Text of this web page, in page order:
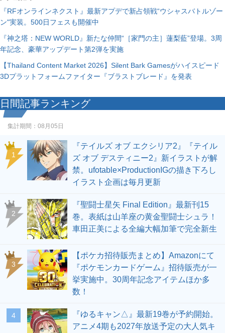
『RFオンラインネクスト』最新アプデで新占領戦“ウシャスバトルゾー
ン"実装。500日フェスも開催中
『神之塔：NEW WORLD』新たな仲間“［家門の主］蓮梨藍”登場。3周
年記念、豪華アップデート第2弾を実施
【Thailand Content Market 2026】Silent Bark Gamesがハイスピード
3Dプラットフォームファイター『ブラストブレード』を発表
日間記事ランキング
集計期間： 08月05日
1
『テイルズ オブ エクシリア2』『テイル
ズ オブ デスティニー2』新イラストが解
禁。ufotable×ProductionIGの描き下ろし
イラスト企画は毎月更新
2
『聖闘士星矢 Final Edition』最新刊15
巻。表紙は山羊座の黄金聖闘士シュラ！
車田正美による全編大幅加筆で完全新生
3
【ポケカ招待販売まとめ】Amazonにて
『ポケモンカードゲーム』招待販売が一
挙実施中。30周年記念アイテムほか多
数！
4
『ゆるキャン△』最新19巻が予約開始。
アニメ4期も2027年放送予定の大人気キ